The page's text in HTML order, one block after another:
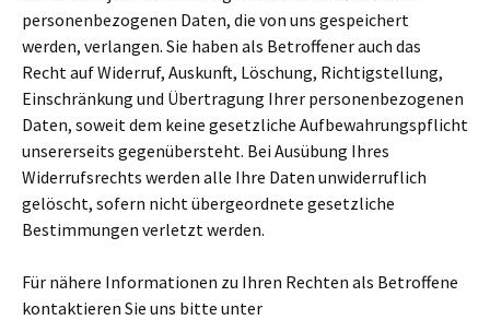
personenbezogenen Daten, die von uns gespeichert
werden, verlangen. Sie haben als Betroffener auch das
Recht auf Widerruf, Auskunft, Löschung, Richtigstellung,
Einschränkung und Übertragung Ihrer personenbezogenen
Daten, soweit dem keine gesetzliche Aufbewahrungspflicht
unsererseits gegenübersteht. Bei Ausübung Ihres
Widerrufsrechts werden alle Ihre Daten unwiderruflich
gelöscht, sofern nicht übergeordnete gesetzliche
Bestimmungen verletzt werden.
Für nähere Informationen zu Ihren Rechten als Betroffene
kontaktieren Sie uns bitte unter